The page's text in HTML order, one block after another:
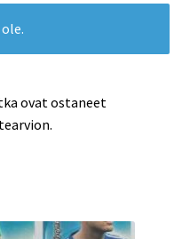
ovat ostaneet